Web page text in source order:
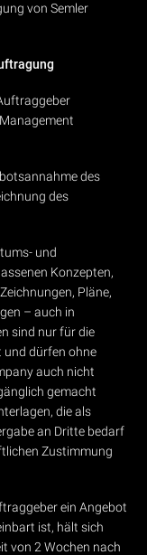
von Semler
des
des
und
Konzepten,
Pläne,
– auch in
sind nur für die
und dürfen ohne
auch nicht
gemacht
die als
an Dritte bedarf
Zustimmung
ein Angebot
ist, hält sich
von 2 Wochen nach